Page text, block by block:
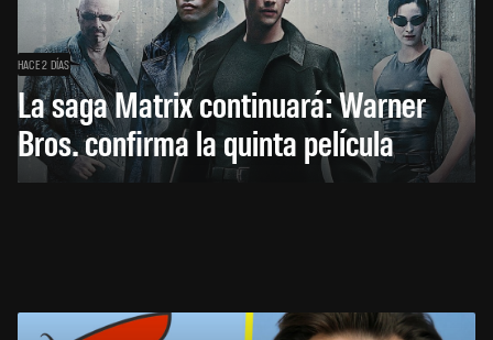
HACE 2 DÍAS
La saga Matrix continuará: Warner
Bros. confirma la quinta película